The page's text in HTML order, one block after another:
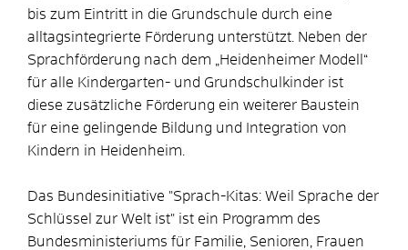
bis zum Eintritt in die Grundschule durch eine
alltagsintegrierte Förderung unterstützt. Neben der
Sprachförderung nach dem „Heidenheimer Modell“
für alle Kindergarten- und Grundschulkinder ist
diese zusätzliche Förderung ein weiterer Baustein
für eine gelingende Bildung und Integration von
Kindern in Heidenheim.
Das Bundesinitiative "Sprach-Kitas: Weil Sprache der
Schlüssel zur Welt ist" ist ein Programm des
Bundesministeriums für Familie, Senioren, Frauen